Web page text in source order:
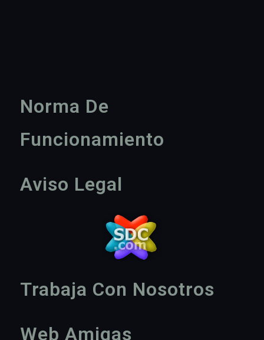
Norma De
Funcionamiento
Aviso Legal
Trabaja Con Nosotros
Web Amigas